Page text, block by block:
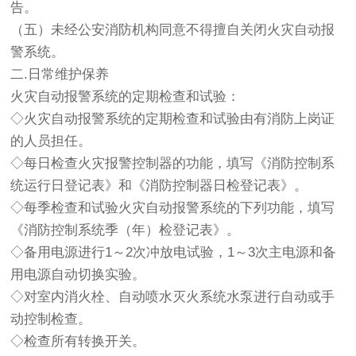
告。
（五）未经公安消防机构同意不得擅自关闭火灾自动报
警系统。
二.日常维护保养
火灾自动报警系统的定期检查和试验：
◇火灾自动报警系统的定期检查和试验由有消防上岗证
的人员担任。
◇每日检查火灾报警控制器的功能，填写《消防控制系
统运行日登记表》和《消防控制器日检登记表》。
◇每季检查和试验火灾自动报警系统的下列功能，填写
《消防控制系统季（年）检登记表》。
◇备用电源进行1～2次冲放电试验，1～3次主电源和备
用电源自动切换实验。
◇对室内消火栓、自动喷水灭火系统水泵进行自动或手
动控制检查。
◇检查所有转换开关。